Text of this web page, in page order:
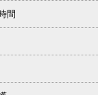
間